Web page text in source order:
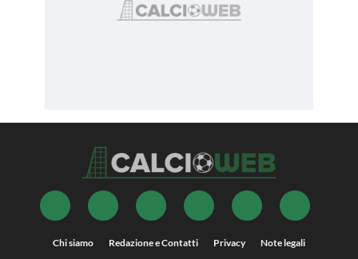
Chi siamo Redazione e Contatti Privacy Note legali